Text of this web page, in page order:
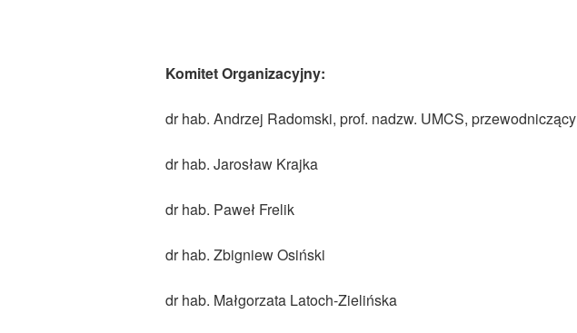
Komitet Organizacyjny:
dr hab. Andrzej Radomski, prof. nadzw. UMCS, przewodniczący
dr hab. Jarosław Krajka
dr hab. Paweł Frelik
dr hab. Zbigniew Osiński
dr hab. Małgorzata Latoch­-Zielińska